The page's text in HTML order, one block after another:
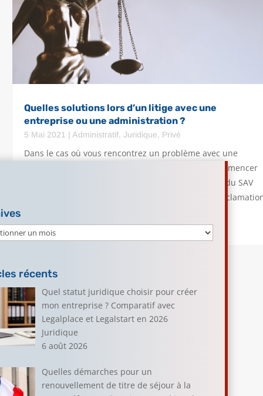
Quelles solutions lors d’un litige avec une
entreprise ou une administration ?
5 Mai 2021 |Administratif, Juridique, Privé
Dans le cas où vous rencontrez un problème avec une
entreprise ou une administration, vous pouvez commencer
par porter réclamation auprès du service client ou du SAV
de la société en question. Mais que faire si votre
lire plus
récents
Quel statut juridique choisir pour créer
mon entreprise ? Comparatif avec
Legalplace et Legalstart en 2026
Juridique
6 août 2026
Quelles démarches pour un
renouvellement de titre de séjour à la